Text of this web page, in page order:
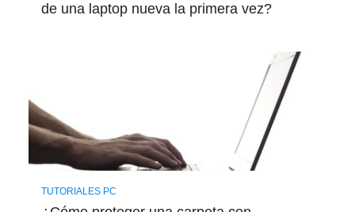
de una laptop nueva la primera vez?
TUTORIALES PC